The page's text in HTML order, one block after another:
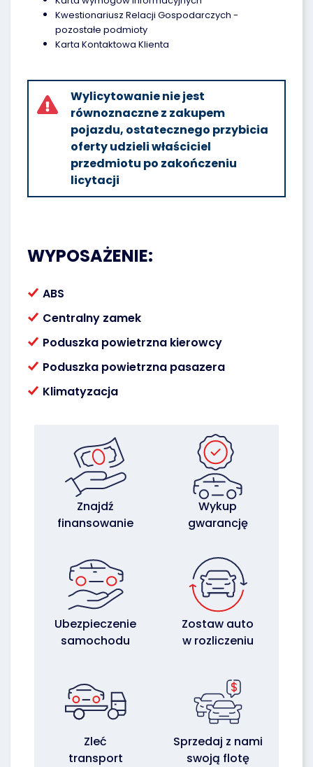
Kwestionariusz Relacji Gospodarczych -
pozostałe podmioty
Karta Kontaktowa Klienta
Wylicytowanie nie jest
równoznaczne z zakupem
pojazdu, ostatecznego przybicia
oferty udzieli właściciel
przedmiotu po zakończeniu
licytacji
WYPOSAŻENIE:
ABS
Centralny zamek
Poduszka powietrzna kierowcy
Poduszka powietrzna pasazera
Klimatyzacja
Znajdź
finansowanie
Wykup
gwarancję
Ubezpieczenie
samochodu
Zostaw auto
w rozliczeniu
Zleć
transport
Sprzedaj z nami
swoją flotę